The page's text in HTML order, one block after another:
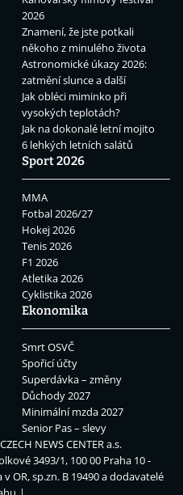
2026
Znamení, že jste potkali
někoho z minulého života
Astronomické úkazy 2026:
zatmění slunce a další
Jak obléci miminko při
vysokých teplotách?
Jak na dokonalé letní mojito
6 lehkých letních salátů
Sport 2026
MMA
Fotbal 2026/27
Hokej 2026
Tenis 2026
F1 2026
Atletika 2026
Cyklistika 2026
Ekonomika
Smrt OSVČ
Spořicí účty
Superdávka – změny
Důchody 2027
Minimální mzda 2027
Senior Pas – slevy
CZECH NEWS CENTER a.s.
3493/1, 100 00 Praha 10 -
OR, sp.zn. B 19490 a dodavatelé